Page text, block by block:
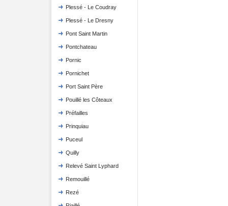
Plessé - Le Coudray
Plessé - Le Dresny
Pont Saint Martin
Pontchateau
Pornic
Pornichet
Port Saint Père
Pouillé les Côteaux
Préfailles
Prinquiau
Puceul
Quilly
Relevé Saint Lyphard
Remouillé
Rezé